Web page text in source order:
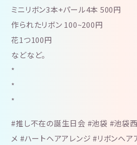
ミニリボン3本+パール4本 500円
作られたリボン 100~200円
花1つ100円
などなど。
*
*
*
#推し不在の誕生日会 #池袋 #池袋
メ #ハートヘアアレンジ #リボンヘア